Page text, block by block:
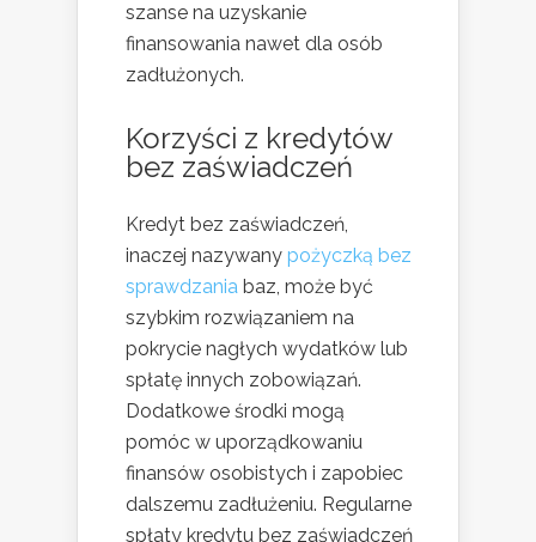
szanse na uzyskanie
finansowania nawet dla osób
zadłużonych.
Korzyści z kredytów
bez zaświadczeń
Kredyt bez zaświadczeń,
inaczej nazywany pożyczką bez
sprawdzania baz, może być
szybkim rozwiązaniem na
pokrycie nagłych wydatków lub
spłatę innych zobowiązań.
Dodatkowe środki mogą
pomóc w uporządkowaniu
finansów osobistych i zapobiec
dalszemu zadłużeniu. Regularne
spłaty kredytu bez zaświadczeń